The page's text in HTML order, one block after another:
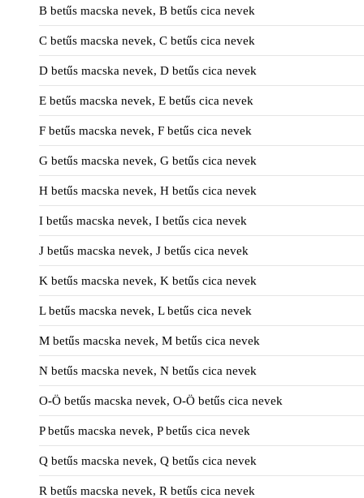
B betűs macska nevek, B betűs cica nevek
C betűs macska nevek, C betűs cica nevek
D betűs macska nevek, D betűs cica nevek
E betűs macska nevek, E betűs cica nevek
F betűs macska nevek, F betűs cica nevek
G betűs macska nevek, G betűs cica nevek
H betűs macska nevek, H betűs cica nevek
I betűs macska nevek, I betűs cica nevek
J betűs macska nevek, J betűs cica nevek
K betűs macska nevek, K betűs cica nevek
L betűs macska nevek, L betűs cica nevek
M betűs macska nevek, M betűs cica nevek
N betűs macska nevek, N betűs cica nevek
O-Ö betűs macska nevek, O-Ö betűs cica nevek
P betűs macska nevek, P betűs cica nevek
Q betűs macska nevek, Q betűs cica nevek
R betűs macska nevek, R betűs cica nevek